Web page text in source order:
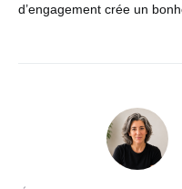
d’engagement crée un